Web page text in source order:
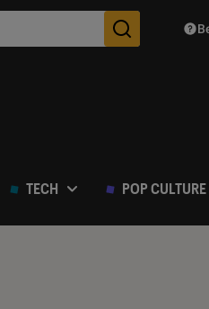
Des
TECH POP CULTURE